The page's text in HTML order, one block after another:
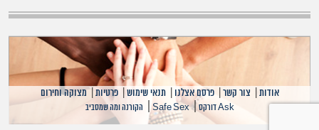
אודות צור קשר |פרסם אצלנו |תנאי שימוש |פרטיות |מצוקה וחירום
Ask דורקס |
Safe Sex
| הקורנה ומה שמסביב